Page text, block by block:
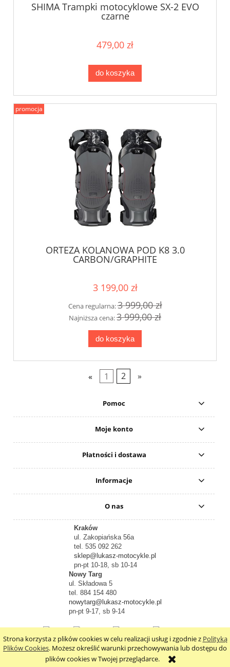
Strona korzysta z plików cookies w celu realizacji usług i zgodnie z Polityką
Plików Cookies. Możesz określić warunki przechowywania lub dostępu do
plików cookies w Twojej przeglądarce.
SHIMA Trampki motocyklowe SX-2 EVO
czarne
479,00 zł
do koszyka
ORTEZA KOLANOWA POD K8 3.0
CARBON/GRAPHITE
3 199,00 zł
Cena regularna:3 999,00 zł
Najniższa cena:3 999,00 zł
do koszyka
promocja
« 1 2 »
Pomoc
Moje konto
Płatności i dostawa
Informacje
O nas
Kraków
ul. Zakopiańska 56a
tel. 535 092 262
sklep@lukasz-motocykle.pl
pn-pt 10-18, sb 10-14
Nowy Targ
ul. Składowa 5
tel. 884 154 480
nowytarg@lukasz-motocykle.pl
pn-pt 9-17, sb 9-14
pokaż pełną wersję strony
Sklep internetowy Shoper.pl